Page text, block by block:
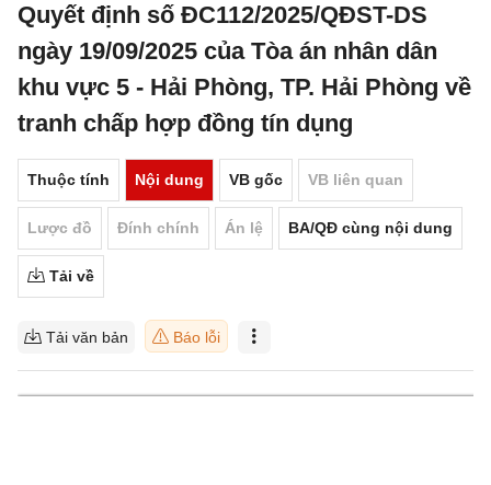
Quyết định số ĐC112/2025/QĐST-DS
ngày 19/09/2025 của Tòa án nhân dân
khu vực 5 - Hải Phòng, TP. Hải Phòng về
tranh chấp hợp đồng tín dụng
Thuộc tính Nội dung VB gốc VB liên quan
Lược đồ Đính chính Án lệ BA/QĐ cùng nội dung
Tải về
Tải văn bản Báo lỗi